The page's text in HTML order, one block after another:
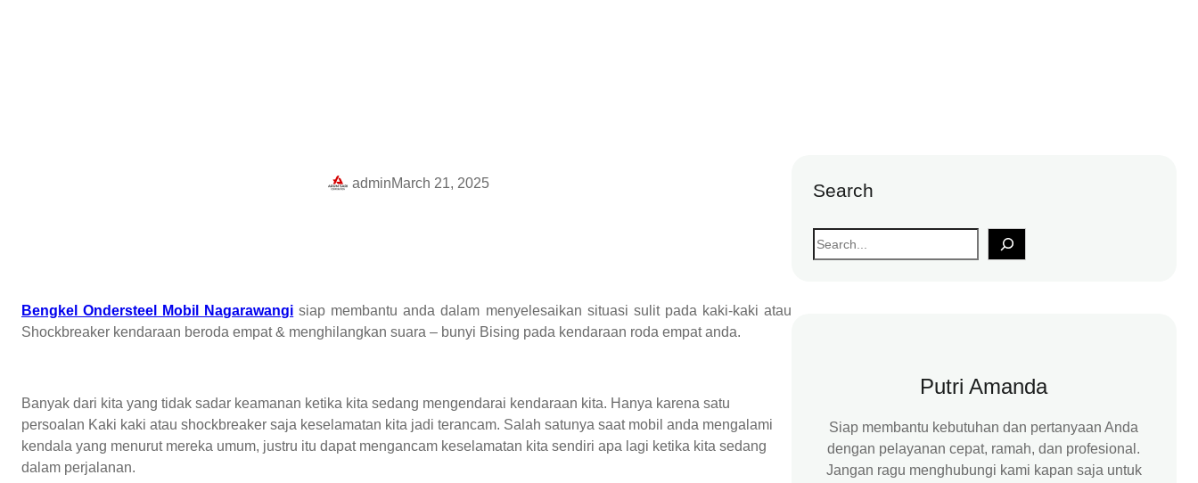
adminMarch 21, 2025
Bengkel Ondersteel Mobil Nagarawangi siap membantu anda dalam menyelesaikan situasi sulit pada kaki-kaki atau
Shockbreaker kendaraan beroda empat & menghilangkan suara – bunyi Bising pada kendaraan roda empat anda.
Banyak dari kita yang tidak sadar keamanan ketika kita sedang mengendarai kendaraan kita. Hanya karena satu
persoalan Kaki kaki atau shockbreaker saja keselamatan kita jadi terancam. Salah satunya saat mobil anda mengalami
kendala yang menurut mereka umum, justru itu dapat mengancam keselamatan kita sendiri apa lagi ketika kita sedang
dalam perjalanan.
Search
S
e
Putri Amanda
Siap membantu kebutuhan dan pertanyaan Anda
dengan pelayanan cepat, ramah, dan profesional.
Jangan ragu menghubungi kami kapan saja untuk